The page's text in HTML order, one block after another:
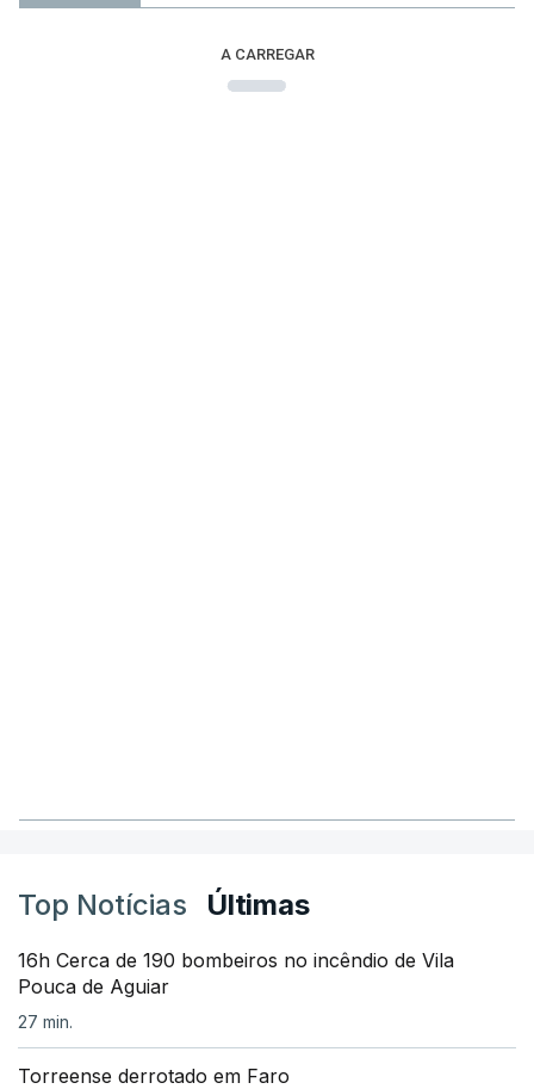
A CARREGAR
Top Notícias Últimas
16h Cerca de 190 bombeiros no incêndio de Vila
Pouca de Aguiar
27 min.
Torreense derrotado em Faro